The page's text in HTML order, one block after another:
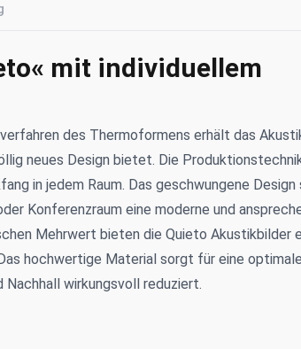
mit individuellem
des Thermoformens erhält das
neues Design bietet. Die
in jedem Raum. Das geschwungene
Konferenzraum eine moderne und
Mehrwert bieten die Quieto Akustikbilder
hochwertige Material sorgt für eine
Nachhall wirkungsvoll reduziert.